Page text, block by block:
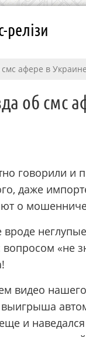
релізи
афере в
об смс
говорили и
даже
о
«не
видео
выигрыша
и